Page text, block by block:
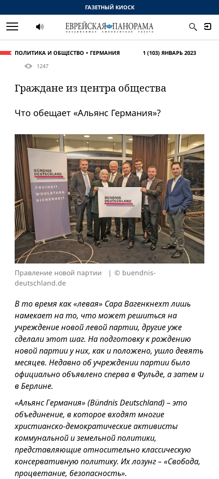
ПОЛИТИКА И ОБЩЕСТВО ГЕРМАНИЯ
1 (103) ЯНВАРЬ 2023
1247
Граждане из центра общества
Что обещает «Альянс Германия»?
Правление новой партии
© buendnis-
deutschland.de
В то время как «левая» Сара Вагенкнехт лишь
намекает на то, что может решиться на
учреждение новой левой партии, другие уже
сделали этот шаг. На подготовку к рождению
новой партии у них, как и положено, ушло девять
месяцев. Недавно об учреждении партии было
официально объявлено сперва в Фульде, а затем и
в Берлине.
«Альянс Германия» (Bündnis Deutschland) – это
объединение, в которое входят многие
христианско-демократические активисты
коммунальной и земельной политики,
представляющие относительно классическую
консервативную политику. Их лозунг – «Свобода,
процветание, безопасность».
ГАЗЕТНЫЙ КИОСК